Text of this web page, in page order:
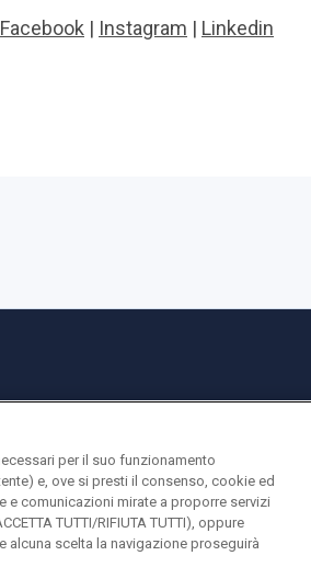
Facebook | Instagram | Linkedin
per il suo funzionamento
e, ove si presti il consenso, cookie ed
e comunicazioni mirate a proporre servizi
TUTTI/RIFIUTA TUTTI), oppure
alcuna scelta la navigazione proseguirà